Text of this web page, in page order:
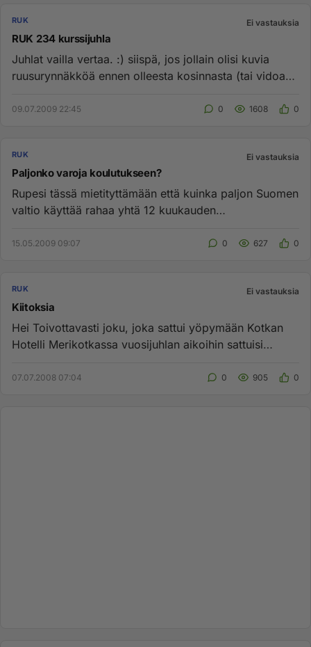
RUK Ei vastauksia
RUK 234 kurssijuhla
Juhlat vailla vertaa. :) siispä, jos jollain olisi kuvia
ruusurynnäkköä ennen olleesta kosinnasta (tai vidoa
09.07.2009 22:45 0 1608 0
RUK Ei vastauksia
Paljonko varoja koulutukseen?
Rupesi tässä mietityttämään että kuinka paljon Suomen
valtio käyttää rahaa yhtä 12 kuukauden
15.05.2009 09:07 0 627 0
RUK Ei vastauksia
Kiitoksia
Hei Toivottavasti joku, joka sattui yöpymään Kotkan
Hotelli Merikotkassa vuosijuhlan aikoihin sattuisi
07.07.2008 07:04 0 905 0